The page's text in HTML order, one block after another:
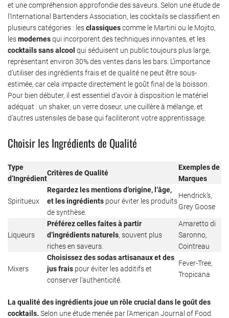
et une compréhension approfondie des saveurs. Selon une étude de
l’International Bartenders Association, les cocktails se classifient en
plusieurs catégories : lesclassiquescomme le Martini ou le Mojito,
lesmodernesqui incorporent des techniques innovantes, et les
cocktails sans alcool qui séduisent un public toujours plus large,
représentant environ 30% des ventes dans les bars. L’importance
d’utiliser des ingrédients frais et de qualité ne peut être sous-
estimée, car cela impacte directement le goût final de la boisson.
Pour bien débuter, il est essentiel d’avoir à disposition le matériel
adéquat : un shaker, un verre doseur, une cuillère à mélange, et
d’autres ustensiles de base qui faciliteront votre apprentissage.
Choisir les Ingrédients de Qualité
Type
d’Ingrédient
Critères de Qualité
Exemples de
Marques
Spiritueux
Regardez les mentions d’origine, l’âge,
et les ingrédients pour éviter les produits
de synthèse.
Hendrick’s,
Grey Goose
Liqueurs
Préférez celles faites à partir
d’ingrédients naturels, souvent plus
riches en saveurs.
Amaretto di
Saronno,
Cointreau
Mixers
Choisissez des sodas artisanaux et des
jus frais pour éviter les additifs et
conserver l’authenticité.
Fever-Tree,
Tropicana
La qualité des ingrédients joue un rôle crucial dans le goût des
cocktails. Selon une étude menée par l’American Journal of Food